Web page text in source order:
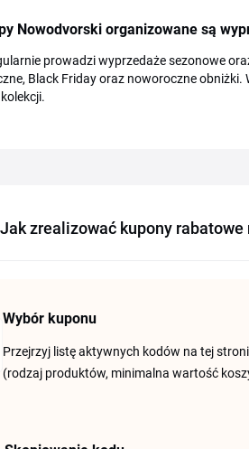
Nowodvorski organizowane są
prowadzi wyprzedaże sezonowe
Black Friday oraz noworoczne
Jak zrealizować kupony
Wybór kuponu
Przejrzyj listę aktywnych kodów na tej
(rodzaj produktów, minimalna wartość